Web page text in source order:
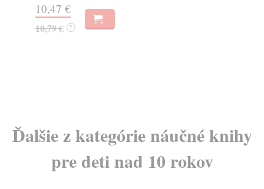
11,63 €
11,99 € ?
Ďalšie z kategórie náučné knihy
pre deti nad 10 rokov